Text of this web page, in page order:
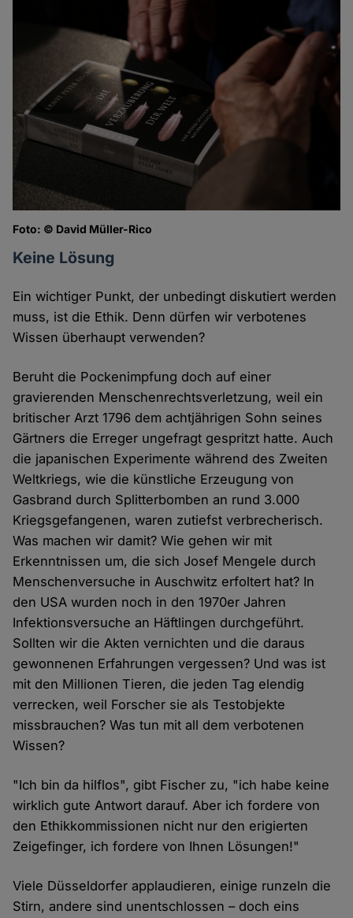
Foto: © David Müller-Rico
Keine Lösung
Ein wichtiger Punkt, der unbedingt diskutiert werden
muss, ist die Ethik. Denn dürfen wir verbotenes
Wissen überhaupt verwenden?
Beruht die Pockenimpfung doch auf einer
gravierenden Menschenrechtsverletzung, weil ein
britischer Arzt 1796 dem achtjährigen Sohn seines
Gärtners die Erreger ungefragt gespritzt hatte. Auch
die japanischen Experimente während des Zweiten
Weltkriegs, wie die künstliche Erzeugung von
Gasbrand durch Splitterbomben an rund 3.000
Kriegsgefangenen, waren zutiefst verbrecherisch.
Was machen wir damit? Wie gehen wir mit
Erkenntnissen um, die sich Josef Mengele durch
Menschenversuche in Auschwitz erfoltert hat? In
den USA wurden noch in den 1970er Jahren
Infektionsversuche an Häftlingen durchgeführt.
Sollten wir die Akten vernichten und die daraus
gewonnenen Erfahrungen vergessen? Und was ist
mit den Millionen Tieren, die jeden Tag elendig
verrecken, weil Forscher sie als Testobjekte
missbrauchen? Was tun mit all dem verbotenen
Wissen?
"Ich bin da hilflos", gibt Fischer zu, "ich habe keine
wirklich gute Antwort darauf. Aber ich fordere von
den Ethikkommissionen nicht nur den erigierten
Zeigefinger, ich fordere von Ihnen Lösungen!"
Viele Düsseldorfer applaudieren, einige runzeln die
Stirn, andere sind unentschlossen – doch eins